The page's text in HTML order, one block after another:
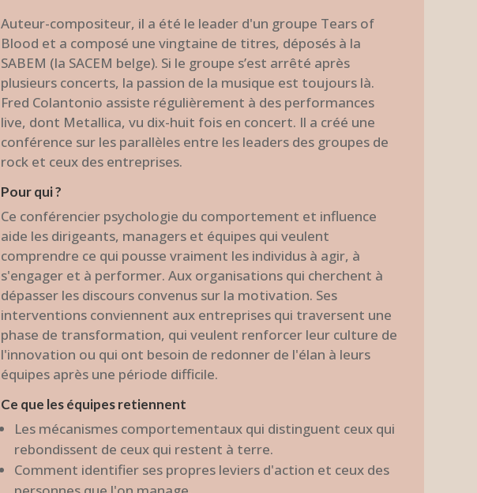
Auteur-compositeur, il a été le leader d'un groupe Tears of
Blood et a composé une vingtaine de titres, déposés à la
SABEM (la SACEM belge). Si le groupe s’est arrêté après
plusieurs concerts, la passion de la musique est toujours là.
Fred Colantonio assiste régulièrement à des performances
live, dont Metallica, vu dix-huit fois en concert. Il a créé une
conférence sur les parallèles entre les leaders des groupes de
rock et ceux des entreprises.
Pour qui ?
Ce conférencier psychologie du comportement et influence
aide les dirigeants, managers et équipes qui veulent
comprendre ce qui pousse vraiment les individus à agir, à
s'engager et à performer. Aux organisations qui cherchent à
dépasser les discours convenus sur la motivation. Ses
interventions conviennent aux entreprises qui traversent une
phase de transformation, qui veulent renforcer leur culture de
l'innovation ou qui ont besoin de redonner de l'élan à leurs
équipes après une période difficile.
Ce que les équipes retiennent
Les mécanismes comportementaux qui distinguent ceux qui
rebondissent de ceux qui restent à terre.
Comment identifier ses propres leviers d'action et ceux des